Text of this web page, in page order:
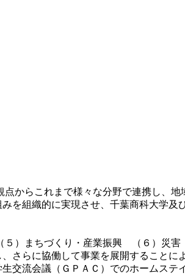
からこれまで様々な分野で連携し、
を組織的に実現させ、千葉商科大学
）まちづくり・産業振興 （６）災害
さらに協働して事業を展開すること
交流会議（ＧＰＡＣ）でのホームス